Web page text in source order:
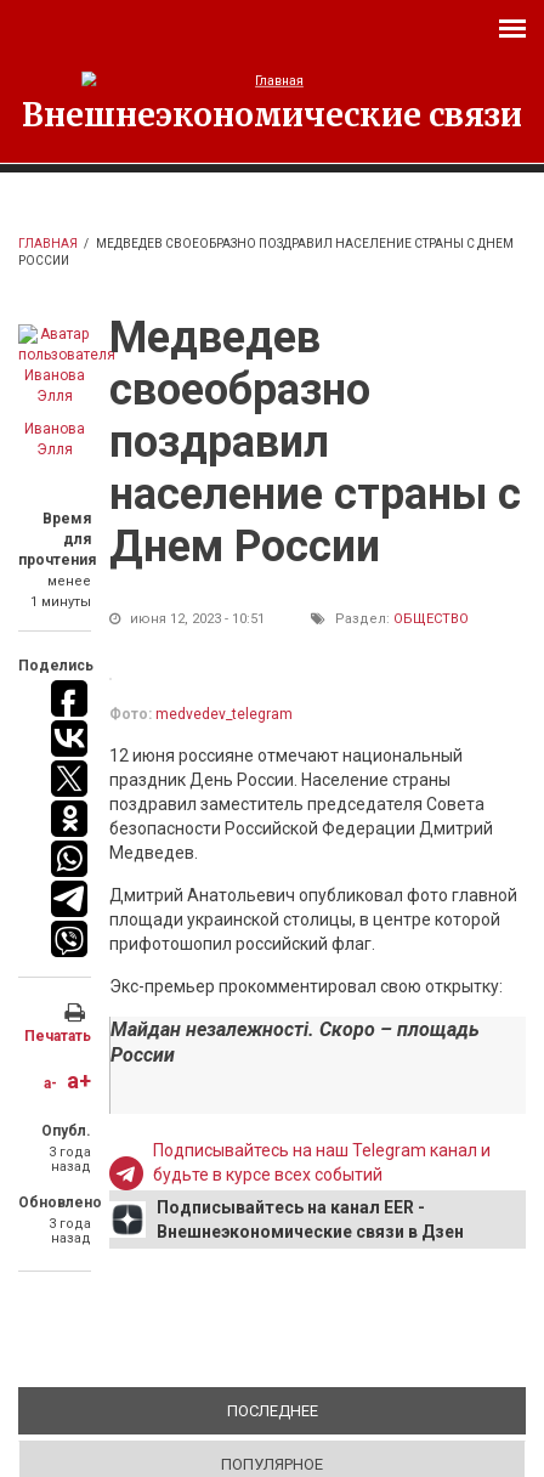
Внешнеэкономические связи
ГЛАВНАЯ /
МЕДВЕДЕВ СВОЕОБРАЗНО ПОЗДРАВИЛ НАСЕЛЕНИЕ СТРАНЫ С ДНЕМ
РОССИИ
Иванова
Элля
Время
для
прочтения
менее
1 минуты
Поделись
Печатать
a- a+
Опубл.
3 года
назад
Обновлено
3 года
назад
Медведев
своеобразно
поздравил
население страны с
Днем России
июня 12, 2023 - 10:51 Раздел: ОБЩЕСТВО
Фото: medvedev_telegram
12 июня россияне отмечают национальный
праздник День России. Население страны
поздравил заместитель председателя Совета
безопасности Российской Федерации Дмитрий
Медведев.
Дмитрий Анатольевич опубликовал фото главной
площади украинской столицы, в центре которой
прифотошопил российский флаг.
Экс-премьер прокомментировал свою открытку:
Майдан незалежності. Скоро – площадь
России
Подписывайтесь на наш Telegram канал и
будьте в курсе всех событий
Подписывайтесь на канал EER -
Внешнеэкономические связи в Дзен
ПОСЛЕДНЕЕ(АКТИВНАЯ ВКЛАДКА)
ПОПУЛЯРНОЕ